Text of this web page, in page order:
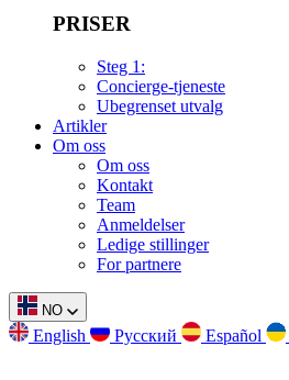
PRISER
Steg 1:
Concierge-tjeneste
Ubegrenset utvalg
Artikler
Om oss
Om oss
Kontakt
Team
Anmeldelser
Ledige stillinger
For partnere
NO
English Русский Español